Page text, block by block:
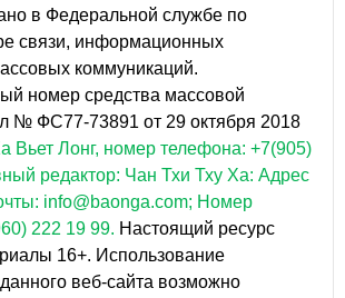
в Федеральной службе по
связи, информационных
коммуникаций.
номер средства массовой
№ ФС77-73891 от 29 октября 2018
Вьет Лонг, номер телефона: +7(905)
редактор: Чан Тхи Тху Ха: Адрес
info@baonga.com; Номер
222 19 99. Настоящий ресурс
16+. Использование
веб-сайта возможно